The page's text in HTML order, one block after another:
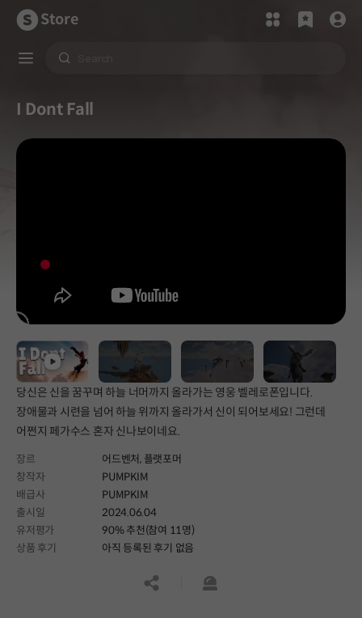
Store
I Dont Fall
당신은 신을 꿈꾸며 하늘 너머까지 올라가는 영웅 벨레로폰입니다.
장애물과 시련을 넘어 하늘 위까지 올라가서 신이 되어보세요! 그런데
어쩐지 페가수스 혼자 신나보이네요.
장르 어드벤처, 플랫포머
창작자
PUMPKIM
배급사
PUMPKIM
출시일
2024.06.04
유저평가
90% 추천(참여 11명)
상품 후기
아직 등록된 후기 없음
공유하기신고하기